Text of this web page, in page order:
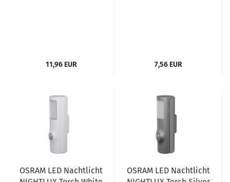
11,96 EUR 7,56 EUR
OSRAM LED Nachtlicht
OSRAM LED Nachtlicht